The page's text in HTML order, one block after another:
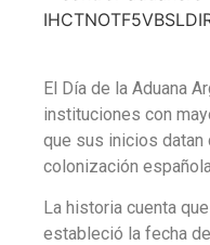
El Día de la Aduana
instituciones con
que sus inicios datan
colonización española.
La historia cuenta
estableció la fecha